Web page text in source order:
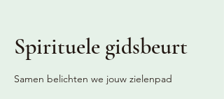
Spirituele gidsbeurt
Samen belichten we jouw zielenpad